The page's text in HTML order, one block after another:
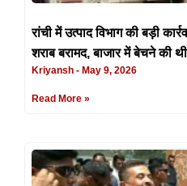
रांची में उत्पाद विभाग की बड़ी
शराब बरामद, बाजार में बेचने की थी
Kriyansh May 9, 2026
Read More »